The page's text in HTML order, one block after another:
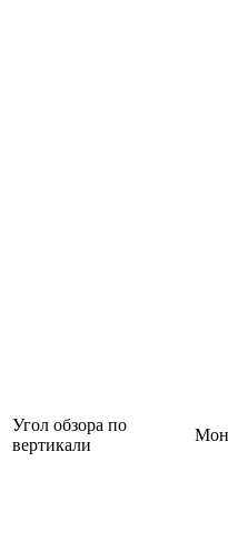
Угол обзора по
вертикали